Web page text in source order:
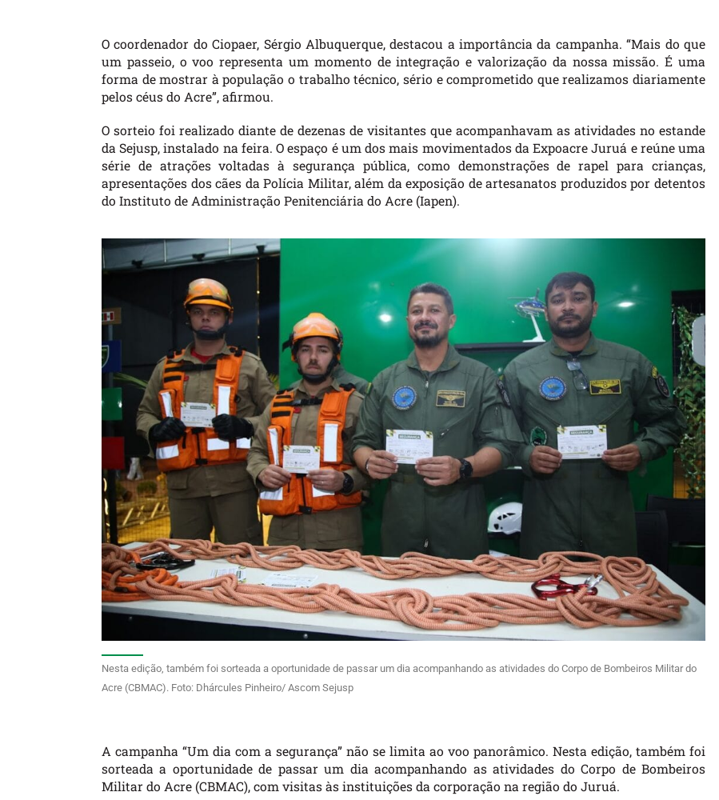
O coordenador do Ciopaer, Sérgio Albuquerque, destacou a importância da campanha. “Mais do que
um passeio, o voo representa um momento de integração e valorização da nossa missão. É uma
forma de mostrar à população o trabalho técnico, sério e comprometido que realizamos diariamente
pelos céus do Acre”, afirmou.
O sorteio foi realizado diante de dezenas de visitantes que acompanhavam as atividades no estande
da Sejusp, instalado na feira. O espaço é um dos mais movimentados da Expoacre Juruá e reúne uma
série de atrações voltadas à segurança pública, como demonstrações de rapel para crianças,
apresentações dos cães da Polícia Militar, além da exposição de artesanatos produzidos por detentos
do Instituto de Administração Penitenciária do Acre (Iapen).
Nesta edição, também foi sorteada a oportunidade de passar um dia acompanhando as atividades do Corpo de Bombeiros Militar do
Acre (CBMAC). Foto: Dhárcules Pinheiro/ Ascom Sejusp
A campanha “Um dia com a segurança” não se limita ao voo panorâmico. Nesta edição, também foi
sorteada a oportunidade de passar um dia acompanhando as atividades do Corpo de Bombeiros
Militar do Acre (CBMAC), com visitas às instituições da corporação na região do Juruá.